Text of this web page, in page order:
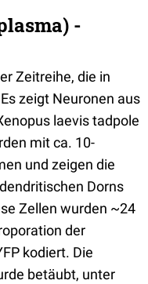
-
Zeitreihe, die in
zeigt Neuronen aus
laevis tadpole
mit ca. 10-
und zeigen die
Dorns
Zellen wurden ~24
der
kodiert. Die
betäubt, unter